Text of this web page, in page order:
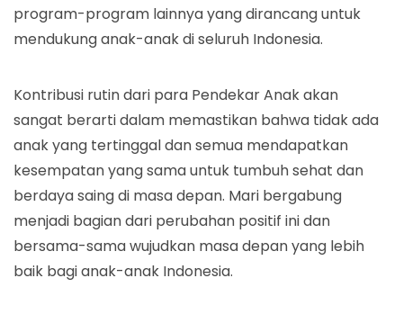
program-program lainnya yang dirancang untuk
mendukung anak-anak di seluruh Indonesia.
Kontribusi rutin dari para Pendekar Anak akan
sangat berarti dalam memastikan bahwa tidak ada
anak yang tertinggal dan semua mendapatkan
kesempatan yang sama untuk tumbuh sehat dan
berdaya saing di masa depan. Mari bergabung
menjadi bagian dari perubahan positif ini dan
bersama-sama wujudkan masa depan yang lebih
baik bagi anak-anak Indonesia.